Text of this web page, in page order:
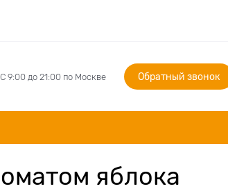
С 9:00 до 21:00 по Москве Обратный звонок
яблока